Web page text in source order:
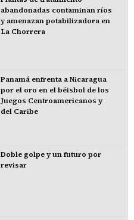
abandonadas contaminan ríos
y amenazan potabilizadora en
La Chorrera
Panamá enfrenta a Nicaragua
por el oro en el béisbol de los
Juegos Centroamericanos y
del Caribe
Doble golpe y un futuro por
revisar